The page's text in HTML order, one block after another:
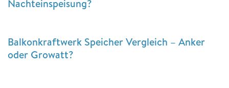
Nachteinspeisung?
Balkonkraftwerk Speicher Vergleich – Anker
oder Growatt?